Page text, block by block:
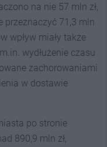
na nie 57 mln zł,
przeznaczyć 71,3 mln
wpływ miały także
wydłużenie czasu
zachorowaniami
w dostawie
po stronie
890,9 mln zł,